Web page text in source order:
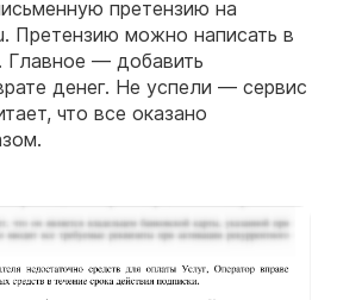
претензию на
Претензию можно написать в
— добавить
денег. Не успели — сервис
что все оказано